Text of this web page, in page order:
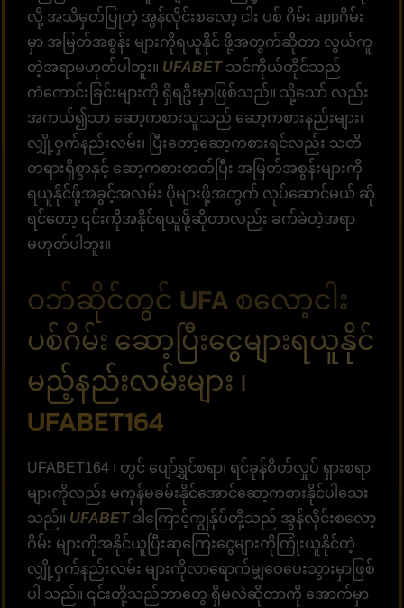
လို့ အသိမှတ်ပြုတဲ့ အွန်လိုင်းစလော့ ငါး ပစ် ဂိမ်း appဂိမ်း
မှာ အမြတ်အစွန်း များကိုရယူနိုင် ဖို့အတွက်ဆိုတာ လွယ်ကူ
တဲ့အရာမဟုတ်ပါဘူး။ UFABETသင်ကိုယ်တိုင်သည်
ကံကောင်းခြင်းများကို ရှိရဦးမှာဖြစ်သည်။ သို့သော် လည်း
အကယ်၍သာ ဆော့ကစားသူသည် ဆော့ကစားနည်းများ၊
လျှို့ဝှက်နည်းလမ်း၊ ပြီးတော့ဆော့ကစားရင်လည်း သတိ
တရားရှိစွာနှင့် ဆော့ကစားတတ်ပြီး အမြတ်အစွန်းများကို
ရယူနိုင်ဖို့အခွင့်အလမ်း ပိုများဖို့အတွက် လုပ်ဆောင်မယ် ဆို
ရင်တော့ ၎င်းကိုအနိုင်ရယူဖို့ဆိုတာလည်း ခက်ခဲတဲ့အရာ
မဟုတ်ပါဘူး။
ဝဘ်ဆိုင်တွင် UFA စလော့ငါး
ပစ်ဂိမ်း ဆော့ပြီးငွေများရယူနိုင်
မည့်နည်းလမ်းများ ၊
UFABET164
UFABET164 ၊ တွင် ပျော်ရွှင်စရာ၊ ရင်ခုန်စိတ်လှုပ် ရှားစရာ
များကိုလည်း မကုန်မခမ်းနိုင်အောင်ဆော့ကစားနိုင်ပါသေး
သည်။ UFABETဒါကြောင့်ကျွန်ုပ်တို့သည် အွန်လိုင်းစလော့
ဂိမ်း များကိုအနိုင်ယူပြီးဆုကြေးငွေများကိုကြုံးယူနိုင်တဲ့
လျှို့ဝှက်နည်းလမ်း များကိုလာရောက်မျှဝေပေးသွားမှာဖြစ်
ပါ သည်။ ၎င်းတို့သည်ဘာတွေ ရှိမလဲဆိုတာကို အောက်မှာ